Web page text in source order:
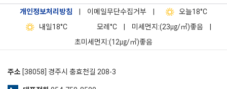
개인정보처리방침 이메일무단수집거부 오늘18°C
내일18°C 모레 °C 미세먼지:(23㎍/㎥)좋음
초미세먼지:(12㎍/㎥)좋음
주소 [38058] 경주시 충효천길 208-3